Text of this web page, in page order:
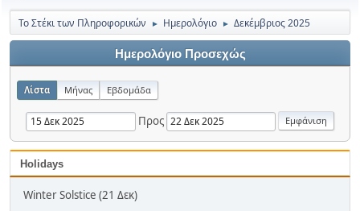
Το Στέκι των Πληροφορικών ► Ημερολόγιο ► Δεκέμβριος 2025
Ημερολόγιο Προσεχώς
Λίστα Μήνας Εβδομάδα
Προς
Holidays
Winter Solstice (21 Δεκ)